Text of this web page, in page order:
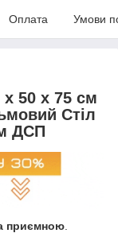
Оплата Умови
50 х 75 см
Стіл
ДСП
приємною